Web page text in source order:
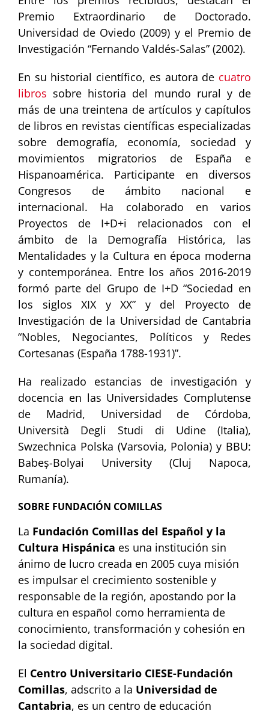
Premio Extraordinario de Doctorado.
Universidad de Oviedo (2009) y el Premio de
Investigación “Fernando Valdés-Salas” (2002).
En su historial científico, es autora de cuatro
libros sobre historia del mundo rural y de
más de una treintena de artículos y capítulos
de libros en revistas científicas especializadas
sobre demografía, economía, sociedad y
movimientos migratorios de España e
Hispanoamérica. Participante en diversos
Congresos de ámbito nacional e
internacional. Ha colaborado en varios
Proyectos de I+D+i relacionados con el
ámbito de la Demografía Histórica, las
Mentalidades y la Cultura en época moderna
y contemporánea. Entre los años 2016-2019
formó parte del Grupo de I+D “Sociedad en
los siglos XIX y XX” y del Proyecto de
Investigación de la Universidad de Cantabria
“Nobles, Negociantes, Políticos y Redes
Cortesanas (España 1788-1931)”.
Ha realizado estancias de investigación y
docencia en las Universidades Complutense
de Madrid, Universidad de Córdoba,
Università Degli Studi di Udine (Italia),
Swzechnica Polska (Varsovia, Polonia) y BBU:
Babeș-Bolyai University (Cluj Napoca,
Rumanía).
SOBRE FUNDACIÓN COMILLAS
La Fundación Comillas del Español y la
Cultura Hispánica es una institución sin
ánimo de lucro creada en 2005 cuya misión
es impulsar el crecimiento sostenible y
responsable de la región, apostando por la
cultura en español como herramienta de
conocimiento, transformación y cohesión en
la sociedad digital.
El Centro Universitario CIESE-Fundación
Comillas, adscrito a la Universidad de
Cantabria, es un centro de educación